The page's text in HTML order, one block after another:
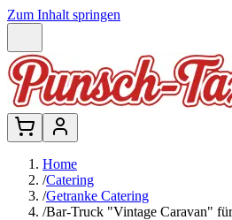
Zum Inhalt springen
Home
/Catering
/Getranke Catering
/Bar-Truck "Vintage Caravan"